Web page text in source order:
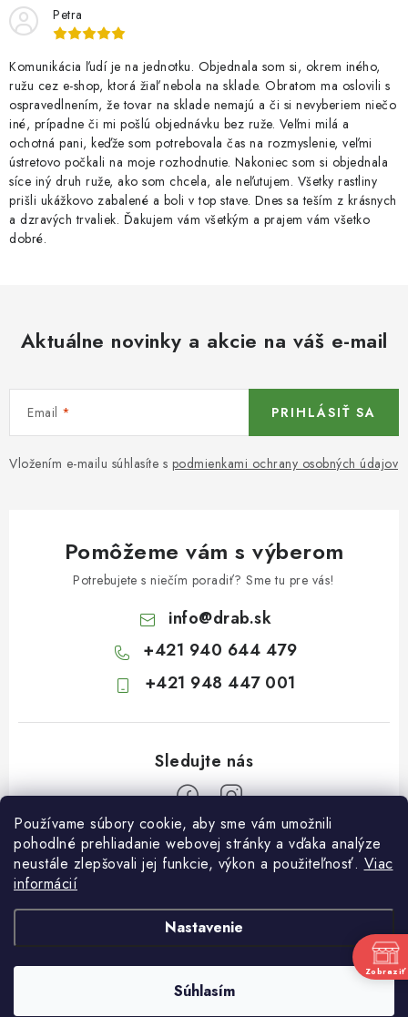
Používame súbory cookie, aby sme vám umožnili
pohodlné prehliadanie webovej stránky a vďaka analýze
neustále zlepšovali jej funkcie, výkon a použiteľnosť. Viac
informácií
Nastavenie
Súhlasím
y
v
ý
p
i
s
u
e
Petra
Komunikácia ľudí je na jednotku. Objednala som si, okrem iného,
ružu cez e-shop, ktorá žiaľ nebola na sklade. Obratom ma oslovili s
ospravedlnením, že tovar na sklade nemajú a či si nevyberiem niečo
iné, prípadne či mi pošlú objednávku bez ruže. Veľmi milá a
ochotná pani, keďže som potrebovala čas na rozmyslenie, veľmi
ústretovo počkali na moje rozhodnutie. Nakoniec som si objednala
síce iný druh ruže, ako som chcela, ale neľutujem. Všetky rastliny
prišli ukážkovo zabalené a boli v top stave. Dnes sa teším z krásnych
a dzravých trvaliek. Ďakujem vám všetkým a prajem vám všetko
dobré.
Aktuálne novinky a akcie na váš e-mail
Email
Vložením e-mailu súhlasíte s podmienkami ochrany osobných údajov
PRIHLÁSIŤ SA
Pomôžeme vám s výberom
Potrebujete s niečím poradiť? Sme tu pre vás!
info@drab.sk
+421 940 644 479
+421 948 447 001
Informácie pre vás
Podmienky ochrany osobných údajov
Záhradkárstvo Dráb. Všetky práva vyhradené.
Zobraziť